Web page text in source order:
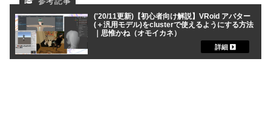
('20/11更新)【初心者向け解説】VRoid アバター
(＋汎用モデル)をclusterで使えるようにする方法
｜思惟かね（オモイカネ）